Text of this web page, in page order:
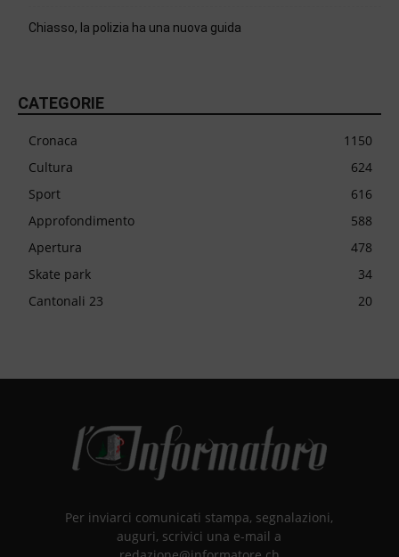
Chiasso, la polizia ha una nuova guida
CATEGORIE
Cronaca
1150
Cultura
624
Sport
616
Approfondimento
588
Apertura
478
Skate park
34
Cantonali 23
20
Per inviarci comunicati stampa, segnalazioni,
auguri, scrivici una e-mail a